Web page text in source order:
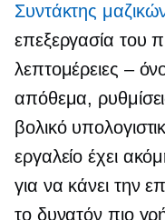
Συντάκτης
επεξεργασία του
λεπτομέρειες –
απόθεμα,
βολικό
εργαλείο έχει
για να κάνει την
το δυνατόν πιο